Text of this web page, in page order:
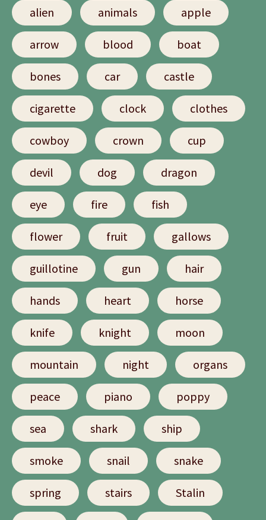
alien animals apple
arrow blood boat
bones car castle
cigarette clock clothes
cowboy crown cup
devil dog dragon
eye fire fish
flower fruit gallows
guillotine gun hair
hands heart horse
knife knight moon
mountain night organs
peace piano poppy
sea shark ship
smoke snail snake
spring stairs Stalin